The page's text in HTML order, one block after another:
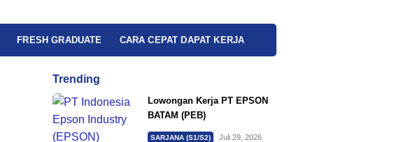
FRESH GRADUATE CARA CEPAT DAPAT KERJA
Trending
Lowongan Kerja PT EPSON
BATAM (PEB)
SARJANA (S1/S2) Juli 29, 2026